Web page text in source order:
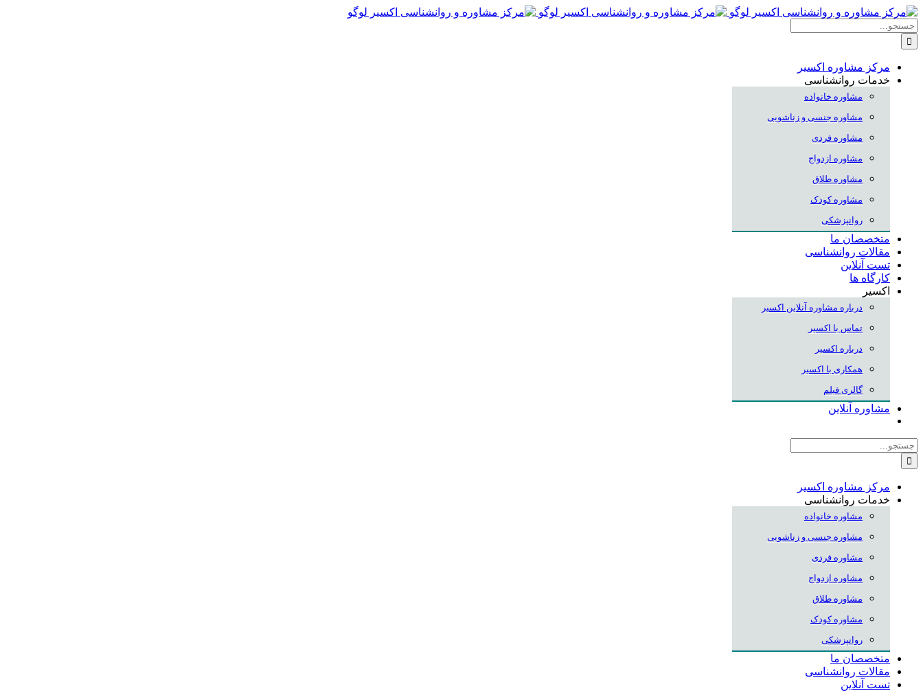
Skip
to
content
جستجو
برای:
مرکز مشاوره اکسیر
خدمات روانشناسی
مشاوره خانواده
مشاوره جنسی و زناشویی
مشاوره فردی
مشاوره ازدواج
مشاوره طلاق
مشاوره کودک
روانپزشکی
متخصصان ما
مقالات روانشناسی
تست آنلاین
کارگاه ها
اکسیر
درباره مشاوره آنلاین اکسیر
تماس با اکسیر
درباره اکسیر
همکاری با اکسیر
گالری فیلم
مشاوره آنلاین
جستجو
برای:
مرکز مشاوره اکسیر
خدمات روانشناسی
مشاوره خانواده
مشاوره جنسی و زناشویی
مشاوره فردی
مشاوره ازدواج
مشاوره طلاق
مشاوره کودک
روانپزشکی
متخصصان ما
مقالات روانشناسی
تست آنلاین